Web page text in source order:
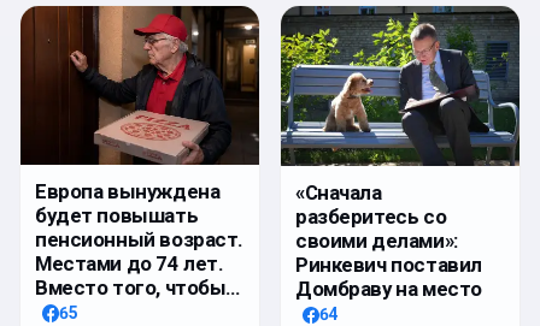
Европа вынуждена
будет повышать
пенсионный возраст.
Местами до 74 лет.
Вместо того, чтобы…
65
«Сначала
разберитесь со
своими делами»:
Ринкевич поставил
Домбраву на место
64